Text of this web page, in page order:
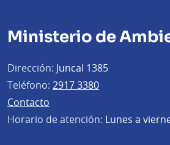
Ministerio de
Dirección: Juncal 1385
Teléfono: 2917 3380
Contacto
Horario de atención: Lunes a